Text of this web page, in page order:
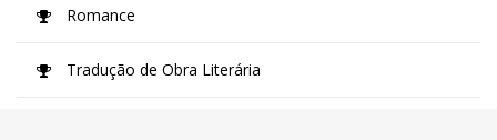
Romance
Tradução de Obra Literária